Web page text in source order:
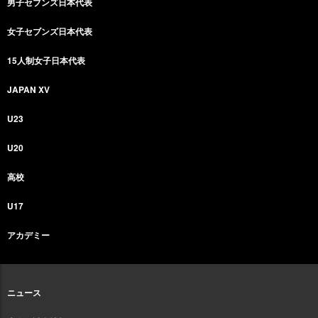
女子セブンズ日本代表
15人制女子日本代表
JAPAN XV
U23
U20
高校
U17
アカデミー
ニュース